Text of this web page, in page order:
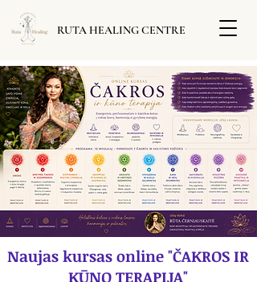
RUTA HEALING CENTRE
Naujas kursas online "ČAKROS IR
KŪNO TERAPIJA"